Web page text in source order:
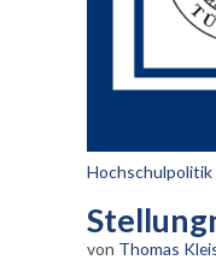
Hochschulpolitik
von Thomas